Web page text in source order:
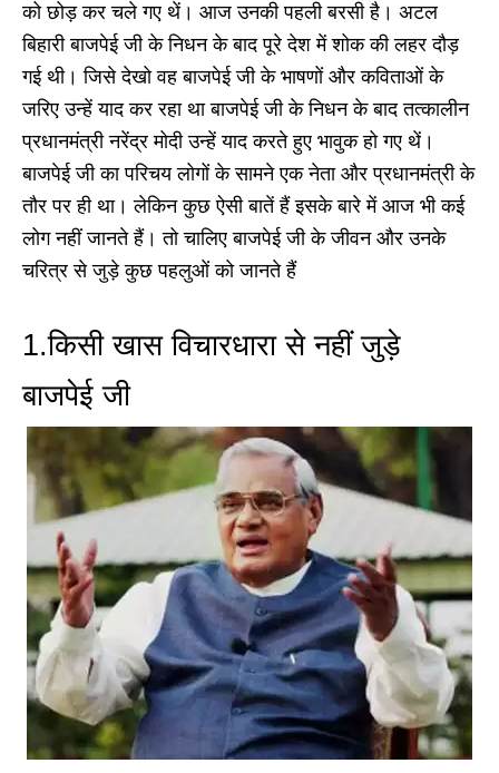
को छोड़ कर चले गए थें। आज उनकी पहली बरसी है। अटल
बिहारी बाजपेई जी के निधन के बाद पूरे देश में शोक की लहर दौड़
गई थी। जिसे देखो वह बाजपेई जी के भाषणों और कविताओं के
जरिए उन्हें याद कर रहा था बाजपेई जी के निधन के बाद तत्कालीन
प्रधानमंत्री नरेंद्र मोदी उन्हें याद करते हुए भावुक हो गए थें।
बाजपेई जी का परिचय लोगों के सामने एक नेता और प्रधानमंत्री के
तौर पर ही था। लेकिन कुछ ऐसी बातें हैं इसके बारे में आज भी कई
लोग नहीं जानते हैं। तो चालिए बाजपेई जी के जीवन और उनके
चरित्र से जुड़े कुछ पहलुओं को जानते हैं
1.किसी खास विचारधारा से नहीं जुड़े
बाजपेई जी